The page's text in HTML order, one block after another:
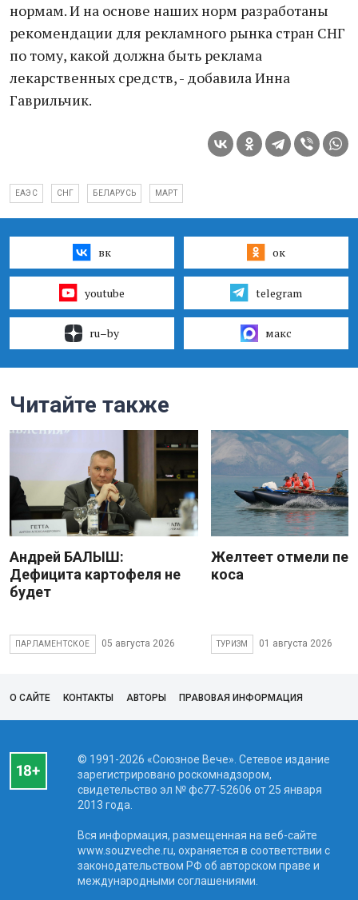
нормам. И на основе наших норм разработаны
рекомендации для рекламного рынка стран СНГ
по тому, какой должна быть реклама
лекарственных средств, - добавила Инна
Гаврильчик.
ЕАЭС СНГ БЕЛАРУСЬ МАРТ
вк ок
youtube telegram
ru–by макс
Читайте также
Андрей БАЛЫШ:
Дефицита картофеля не
будет
ПАРЛАМЕНТСКОЕ 05 августа 2026
Желтеет отмели
коса
ТУРИЗМ 01 августа 2026
О САЙТЕ КОНТАКТЫ АВТОРЫ ПРАВОВАЯ ИНФОРМАЦИЯ
© 1991-2026 «Союзное Вече». Сетевое издание
зарегистрировано роскомнадзором,
свидетельство эл № фc77-52606 от 25 января
2013 года.
Вся информация, размещенная на веб-сайте
www.souzveche.ru, охраняется в соответствии с
законодательством РФ об авторском праве и
международными соглашениями.